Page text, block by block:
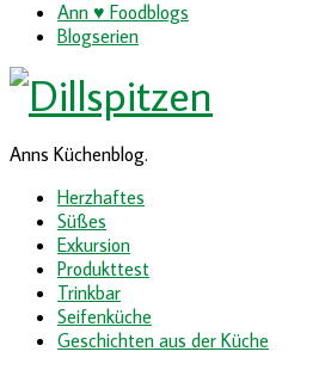
Ann ♥ Foodblogs
Blogserien
Anns Küchenblog.
Herzhaftes
Süßes
Exkursion
Produkttest
Trinkbar
Seifenküche
Geschichten aus der Küche